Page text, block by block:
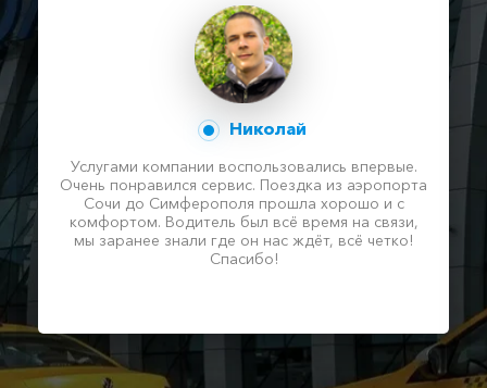
Николай
Услугами компании воспользовались впервые.
Очень понравился сервис. Поездка из аэропорта
Сочи до Симферополя прошла хорошо и с
комфортом. Водитель был всё время на связи,
мы заранее знали где он нас ждёт, всё четко!
Спасибо!